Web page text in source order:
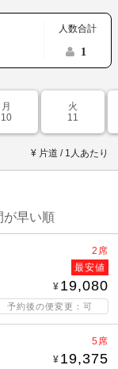
人数合計
1
月
10
火
11
¥ 片道 / 1人あたり
が早い順
2席
最安値
19,080
予約後の便変更：可
5席
19,375